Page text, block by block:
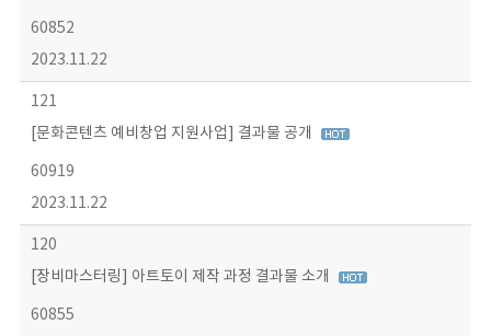
60852
2023.11.22
121
[문화콘텐츠 예비창업 지원사업] 결과물 공개
60919
2023.11.22
120
[장비마스터링] 아트토이 제작 과정 결과물 소개
60855